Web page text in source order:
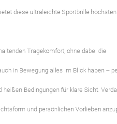
diese ultraleichte Sportbrille
Tragekomfort, ohne dabei die
in Bewegung alles im Blick haben –
Bedingungen für klare Sicht.
und persönlichen Vorlieben